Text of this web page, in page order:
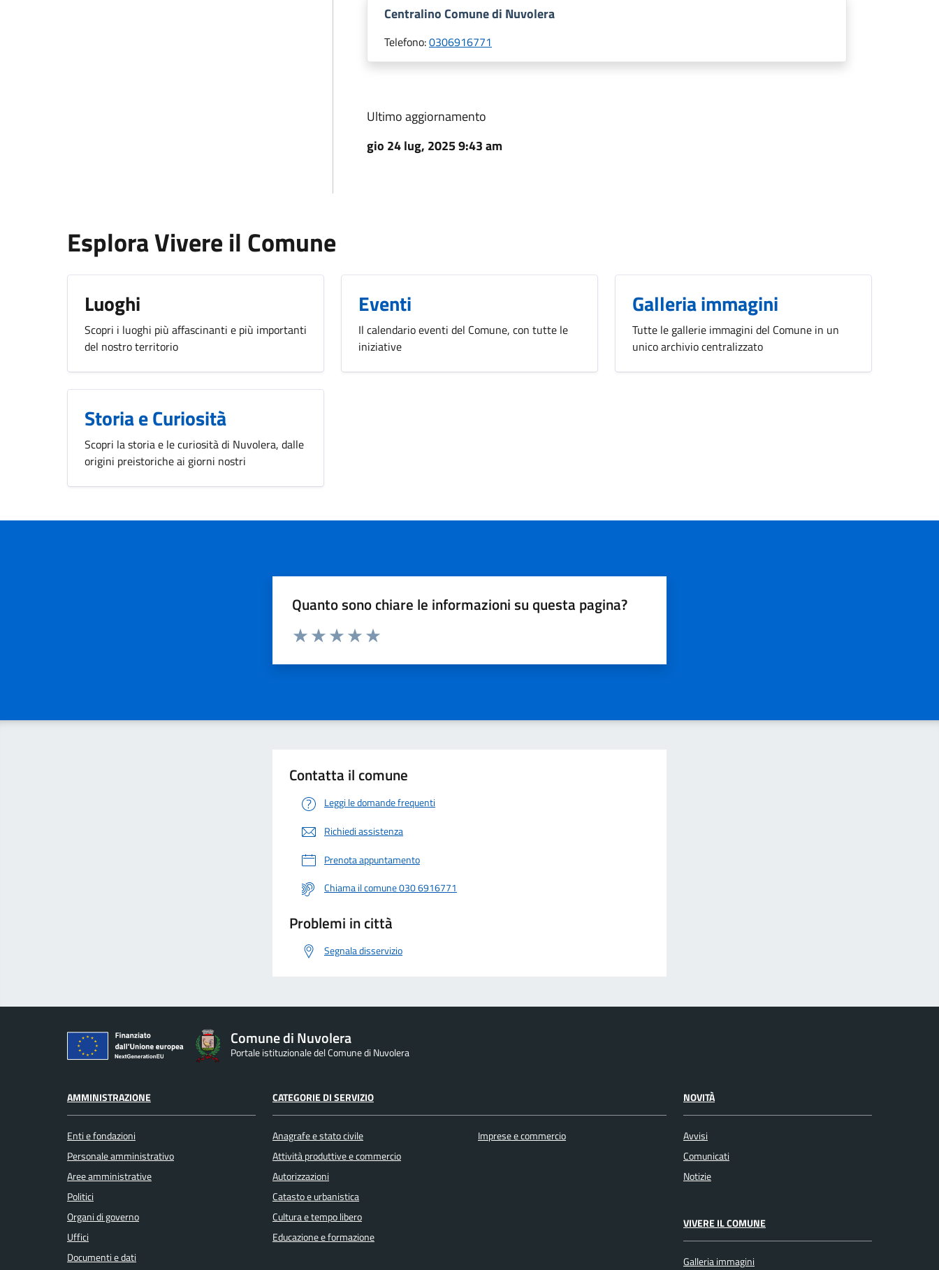
Centralino Comune di Nuvolera
Telefono:0306916771
Ultimo aggiornamento
gio 24 lug, 2025 9:43 am
Esplora Vivere il Comune
Luoghi
Scopri i luoghi più affascinanti e più importanti
del nostro territorio
Eventi
Il calendario eventi del Comune, con tutte le
iniziative
Galleria immagini
Tutte le gallerie immagini del Comune in un
unico archivio centralizzato
Storia e Curiosità
Scopri la storia e le curiosità di Nuvolera, dalle
origini preistoriche ai giorni nostri
Quanto sono chiare le informazioni su questa pagina?
Valuta da 1 a 5 stelle la pagina
Contatta il comune
Leggi le domande frequenti
Richiedi assistenza
Prenota appuntamento
Chiama il comune 030 6916771
Problemi in città
Segnala disservizio
Comune di Nuvolera
Portale istituzionale del Comune di Nuvolera
AMMINISTRAZIONE
Enti e fondazioni
Personale amministrativo
Aree amministrative
Politici
Organi di governo
Uffici
Documenti e dati
CATEGORIE DI SERVIZIO
Anagrafe e stato civile
Attività produttive e commercio
Autorizzazioni
Catasto e urbanistica
Cultura e tempo libero
Educazione e formazione
Imprese e commercio
NOVITÀ
Avvisi
Comunicati
Notizie
VIVERE IL COMUNE
Galleria immagini